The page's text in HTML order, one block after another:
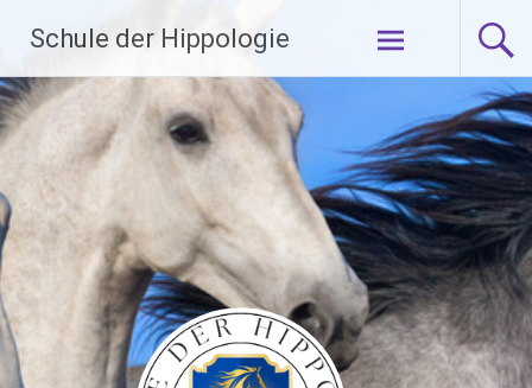
Inhalt
springen
Schule der Hippologie